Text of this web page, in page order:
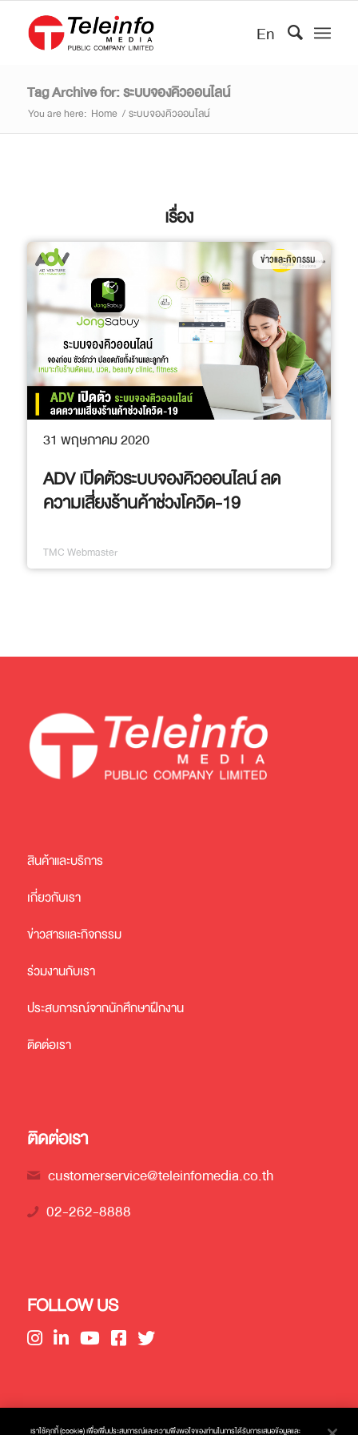
En
Tag Archive for: ระบบจองคิวออนไลน์
You are here: Home / ระบบจองคิวออนไลน์
เรื่อง
ข่าวและกิจกรรม
31 พฤษภาคม 2020
ADV เปิดตัวระบบจองคิวออนไลน์ ลด
ความเสี่ยงร้านค้าช่วงโควิด-19
TMC Webmaster
สินค้าและบริการ
เกี่ยวกับเรา
ข่าวสารและกิจกรรม
ร่วมงานกับเรา
ประสบการณ์จากนักศึกษาฝึกงาน
ติดต่อเรา
ติดต่อเรา
customerservice@teleinfomedia.co.th
02-262-8888
FOLLOW US
เราใช้คุกกี้ (cookie) เพื่อเพิ่มประสบการณ์และความพึงพอใจของท่านในการได้รับการเสนอข้อมูลและ